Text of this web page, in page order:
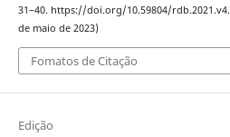
31–40. https://doi.org/10.59804/
de maio de 2023)
Fomatos de Citação
Edição